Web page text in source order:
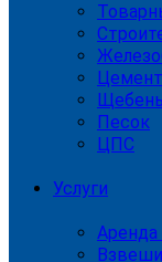
Цемент
Щебень
Песок
ЦПС
Услуги
Аренда